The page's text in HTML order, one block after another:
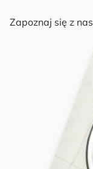
Zapoznaj się z